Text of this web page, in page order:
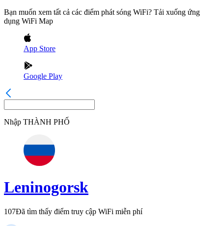
Bạn muốn xem tất cả các điểm phát sóng WiFi? Tải xuống ứng
dụng WiFi Map
App Store
Google Play
Nhập THÀNH PHỐ
Leninogorsk
107Đã tìm thấy điểm truy cập WiFi miễn phí